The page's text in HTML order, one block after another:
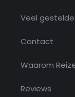
Veel
Contact
Waarom
Reviews